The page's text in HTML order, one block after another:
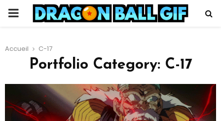
PRIMARY
Accueil C-17
Portfolio Category: C-17